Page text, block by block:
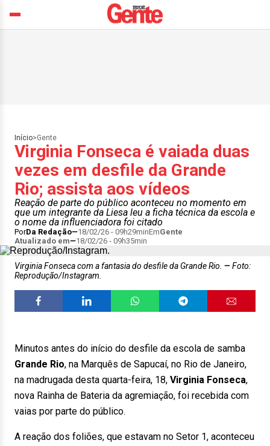
Início>Gente
Virginia Fonseca é vaiada duas
vezes em desfile da Grande
Rio; assista aos vídeos
Reação de parte do público aconteceu no momento em
que um integrante da Liesa leu a ficha técnica da escola e
o nome da influenciadora foi citado
PorDa Redação 18/02/26 - 09h29minEmGente
Atualizado em
18/02/26 - 09h35min
Virginia Fonseca com a fantasia do desfile da Grande Rio.
Foto:
Reprodução/Instagram.
Minutos antes do início do desfile da escola de samba
Grande Rio, na Marquês de Sapucaí, no Rio de Janeiro,
na madrugada desta quarta-feira, 18, Virginia Fonseca,
nova Rainha de Bateria da agremiação, foi recebida com
vaias por parte do público.
A reação dos foliões, que estavam no Setor 1, aconteceu